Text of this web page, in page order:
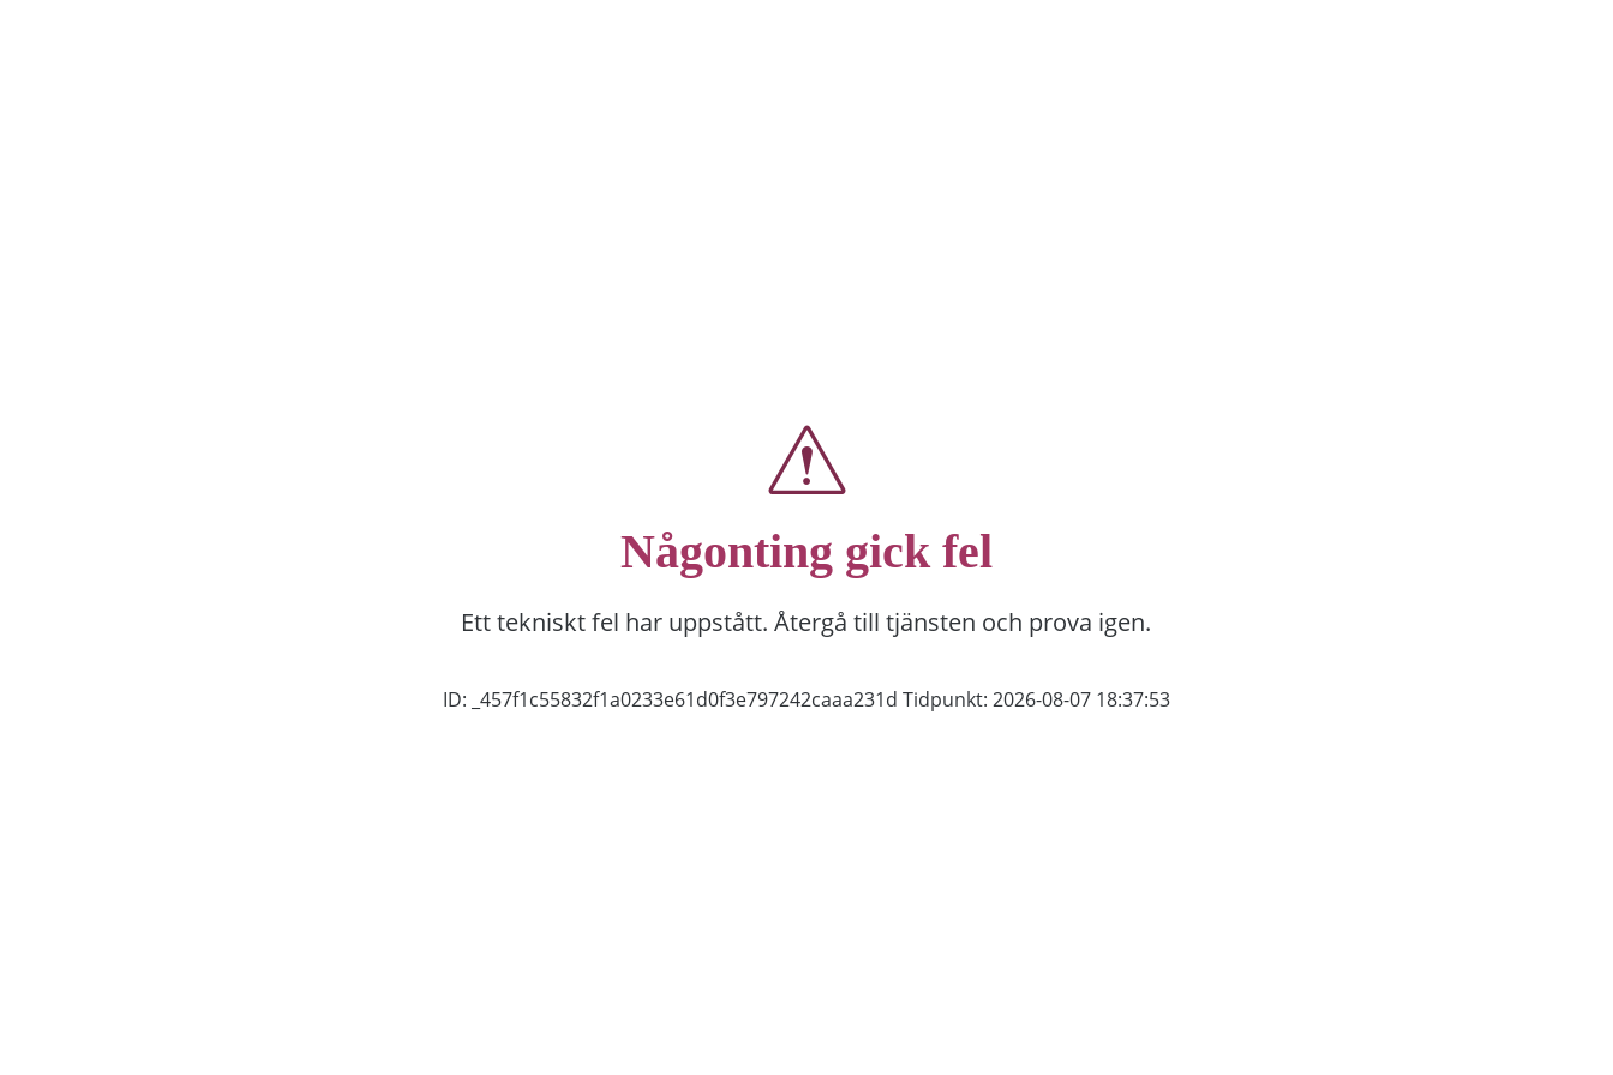
Någonting gick fel
Ett tekniskt fel har uppstått. Återgå till tjänsten och prova igen.
ID: _457f1c55832f1a0233e61d0f3e797242caaa231d Tidpunkt: 2026-08-07 18:37:53